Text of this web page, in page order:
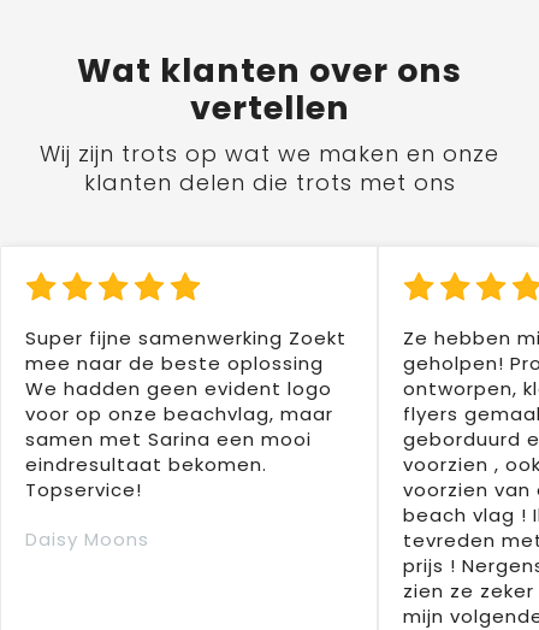
Wat klanten over ons
vertellen
Wij zijn trots op wat we maken en onze
klanten delen die trots met ons
Super fijne samenwerking Zoekt
mee naar de beste oplossing
We hadden geen evident logo
voor op onze beachvlag, maar
samen met Sarina een mooi
eindresultaat bekomen.
Topservice!
Daisy Moons
Ze hebben
geholpen!
ontworpen,
flyers
geborduurd
voorzien ,
voorzien
beach vlag !
tevreden
prijs !
zien ze
mijn